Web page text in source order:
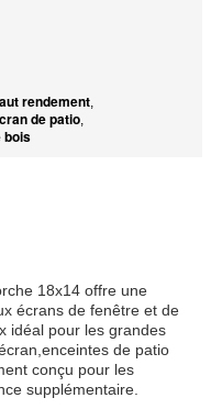
rendement,
de patio,
bois
18x14 offre une
écrans de fenêtre et de
idéal pour les grandes
de patio
conçu pour les
supplémentaire.